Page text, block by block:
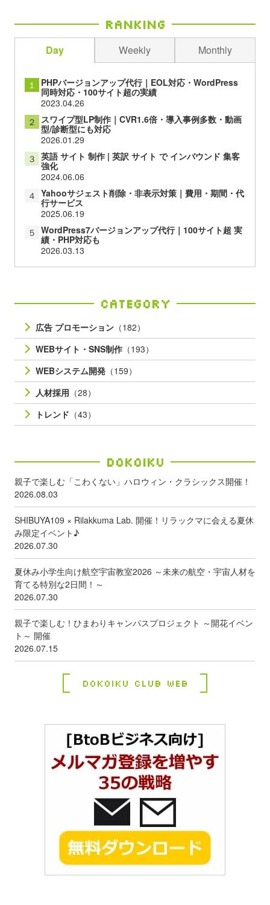
Ranking
Day Weekly Monthly
１
PHPバージョンアップ代行｜EOL対応・WordPress
同時対応・100サイト超の実績
2023.04.26
２
スワイプ型LP制作｜CVR1.6倍・導入事例多数・動画
型/診断型にも対応
2026.01.29
３ 英語 サイト 制作 | 英訳 サイト で インバウンド 集客
強化
2024.06.06
４ Yahooサジェスト削除・非表示対策｜費用・期間・代
行サービス
2025.06.19
５ WordPress7バージョンアップ代行｜100サイト超 実
績・PHP対応も
2026.03.13
Category
広告 プロモーション （182）
WEBサイト・SNS制作 （193）
WEBシステム開発 （159）
人材採用 （28）
トレンド （43）
Dokoiku
親子で楽しむ「こわくない」ハロウィン・クラシックス開催！
2026.08.03
SHIBUYA109 × Rilakkuma Lab. 開催！リラックマに会える夏休
み限定イベント♪
2026.07.30
夏休み小学生向け航空宇宙教室2026 ～未来の航空・宇宙人材を
育てる特別な2日間！～
2026.07.30
親子で楽しむ！ひまわりキャンパスプロジェクト ～開花イベン
ト～ 開催
2026.07.15
Dokoiku Club Web